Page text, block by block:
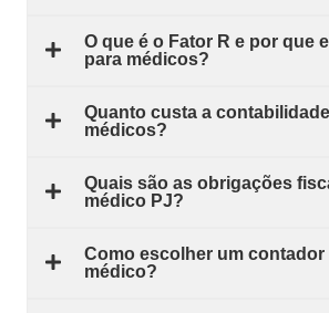
O que é o Fator R e por que
para médicos?
Quanto custa a
médicos?
Quais são as obrigações
médico PJ?
Como escolher um contador
médico?